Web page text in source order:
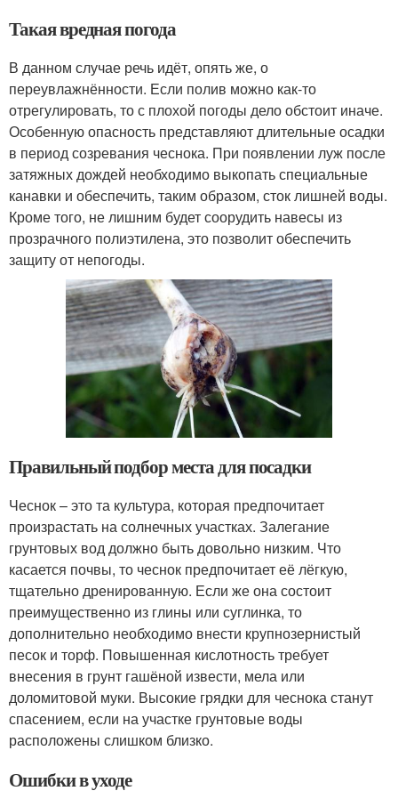
Такая вредная погода
В данном случае речь идёт, опять же, о
переувлажнённости. Если полив можно как-то
отрегулировать, то с плохой погоды дело обстоит иначе.
Особенную опасность представляют длительные осадки
в период созревания чеснока. При появлении луж после
затяжных дождей необходимо выкопать специальные
канавки и обеспечить, таким образом, сток лишней воды.
Кроме того, не лишним будет соорудить навесы из
прозрачного полиэтилена, это позволит обеспечить
защиту от непогоды.
Правильный подбор места для посадки
Чеснок – это та культура, которая предпочитает
произрастать на солнечных участках. Залегание
грунтовых вод должно быть довольно низким. Что
касается почвы, то чеснок предпочитает её лёгкую,
тщательно дренированную. Если же она состоит
преимущественно из глины или суглинка, то
дополнительно необходимо внести крупнозернистый
песок и торф. Повышенная кислотность требует
внесения в грунт гашёной извести, мела или
доломитовой муки. Высокие грядки для чеснока станут
спасением, если на участке грунтовые воды
расположены слишком близко.
Ошибки в уходе